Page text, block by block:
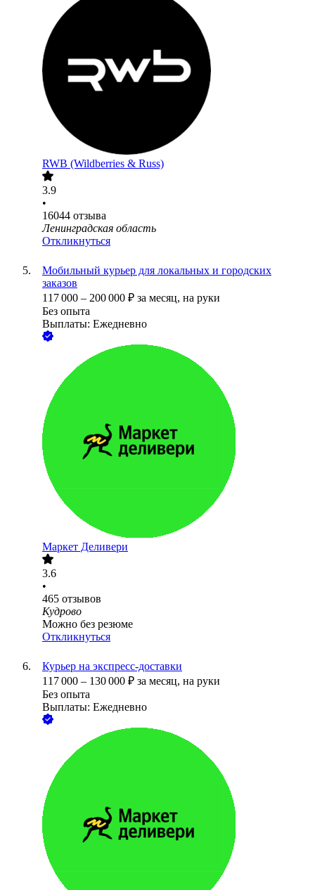
RWB (Wildberries & Russ)
3.9
•
16044 отзыва
Ленинградская область
Откликнуться
Мобильный курьер для локальных и городских
заказов
117 000 – 200 000 ₽ за месяц, на руки
Без опыта
Выплаты: Ежедневно
Маркет Деливери
3.6
•
465 отзывов
Кудрово
Можно без резюме
Откликнуться
Курьер на экспресс-доставки
117 000 – 130 000 ₽ за месяц, на руки
Без опыта
Выплаты: Ежедневно